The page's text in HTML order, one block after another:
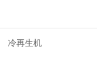
冷再生机